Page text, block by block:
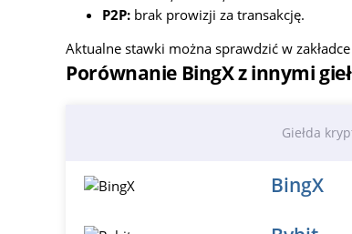
P2P: brak prowizji za transakcję.
Aktualne stawki można sprawdzić w zakładce
Porównanie BingX z innymi
Giełda
BingX